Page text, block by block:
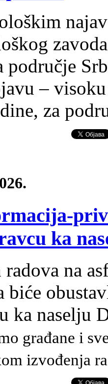
područje
–
za
ka
radova na
ka naselju
građane i
izvođenja